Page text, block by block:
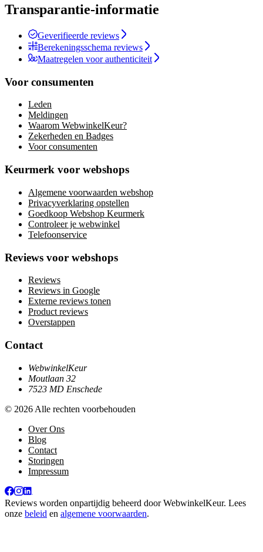
Transparantie-informatie
Geverifieerde reviews
Berekeningsschema reviews
Maatregelen voor authenticiteit
Voor consumenten
Leden
Meldingen
Waarom WebwinkelKeur?
Zekerheden en Badges
Voor consumenten
Keurmerk voor webshops
Algemene voorwaarden webshop
Privacyverklaring opstellen
Goedkoop Webshop Keurmerk
Controleer je webwinkel
Telefoonservice
Reviews voor webshops
Reviews
Reviews in Google
Externe reviews tonen
Product reviews
Overstappen
Contact
WebwinkelKeur
Moutlaan 32
7523 MD Enschede
© 2026 Alle rechten voorbehouden
Over Ons
Blog
Contact
Storingen
Impressum
Reviews worden onpartijdig beheerd doorWebwinkelKeur. Lees
onze beleid en algemene voorwaarden.